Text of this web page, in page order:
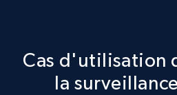
Cas d'utilisation
la